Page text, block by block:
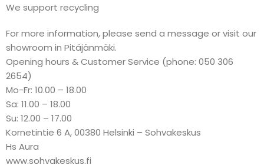
We support recycling
For more information, please send a message or visit our
showroom in Pitäjänmäki.
Opening hours & Customer Service (phone: 050 306
2654)
Mo-Fr: 10.00 – 18.00
Sa: 11.00 – 18.00
Su: 12.00 – 17.00
Kornetintie 6 A, 00380 Helsinki – Sohvakeskus
Hs Aura
www.sohvakeskus.fi